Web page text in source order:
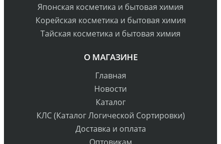
Японская косметика и бытовая химия
Корейская косметика и бытовая химия
Тайская косметика и бытовая химия
О МАГАЗИНЕ
Главная
Новости
Каталог
КЛС (Каталог Логической Сортировки)
Доставка и оплата